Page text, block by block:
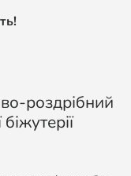
роздрібний